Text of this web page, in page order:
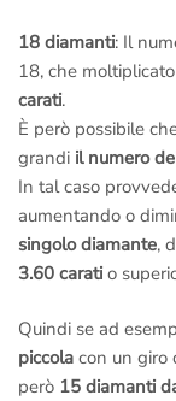
comodamente alla
linea A e
Molti Clienti dal
ritorno in giornata”
propriogioiello(che
per chiunque, non
Dal momento che
creata a mano ad
metalloe crearla in
Puoi anche
diamanti.
18 diamanti: Il
18, che
carati.
È però possibile
grandi il numero
In tal caso
aumentando o
singolo diamante,
3.60 carati o
Quindi se ad
piccola con un giro
però 15 diamanti